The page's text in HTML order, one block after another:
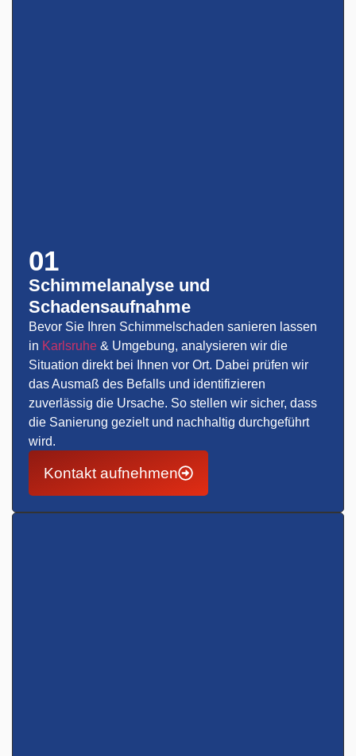
01
Schimmelanalyse und
Schadensaufnahme
Bevor Sie Ihren Schimmelschaden sanieren lassen
in Karlsruhe & Umgebung, analysieren wir die
Situation direkt bei Ihnen vor Ort. Dabei prüfen wir
das Ausmaß des Befalls und identifizieren
zuverlässig die Ursache. So stellen wir sicher, dass
die Sanierung gezielt und nachhaltig durchgeführt
wird.
Kontakt aufnehmen